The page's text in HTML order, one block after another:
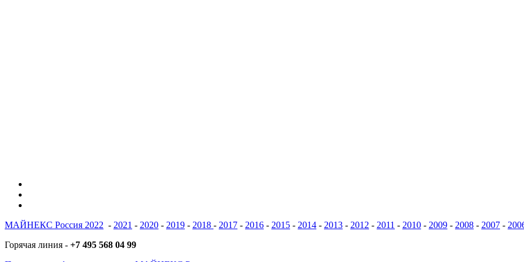
МАЙНЕКС Россия 2022 - 2021 - 2020 - 2019 - 2018 - 2017 - 2016 - 2015 - 2014 - 2013 - 2012 - 2011 - 2010 - 2009 - 2008 - 2007 -
Горячая линия - +7 495 568 04 99